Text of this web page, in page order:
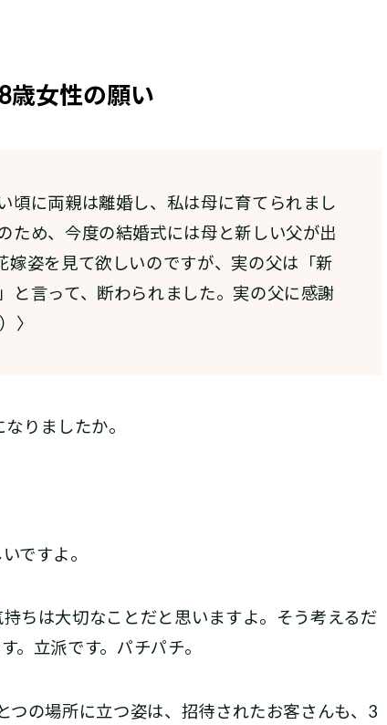
歳女性の願い
頃に両親は離婚し、私は母に育てられまし
ため、今度の結婚式には母と新しい父が出
嫁姿を見て欲しいのですが、実の父は「新
と言って、断わられました。実の父に感謝
〉
りましたか。
ですよ。
ちは大切なことだと思いますよ。そう考えるだ
。立派です。パチパチ。
の場所に立つ姿は、招待されたお客さんも、3